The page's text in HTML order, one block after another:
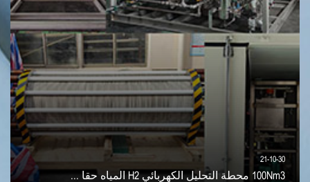
21-10-30
100Nm3 محطة التحليل الكهربائي H2 المياه حقا ...